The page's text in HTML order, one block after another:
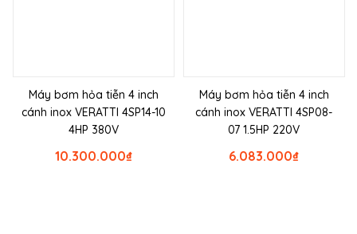
Máy bơm hỏa tiễn 4 inch
cánh inox VERATTI 4SP14-10
4HP 380V
₫
10.300.000
Máy bơm hỏa tiễn 4 inch
cánh inox VERATTI 4SP08-
07 1.5HP 220V
₫
6.083.000